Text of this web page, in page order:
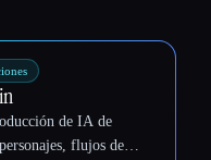
de IA de
flujos de